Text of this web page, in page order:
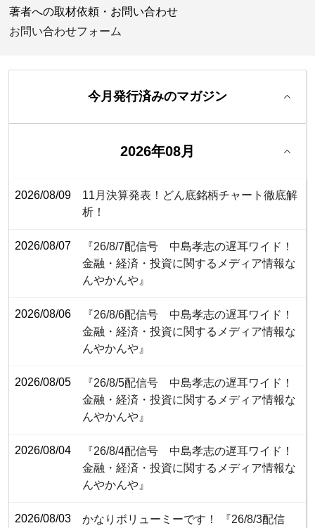
著者への取材依頼・お問い合わせ
お問い合わせフォーム
今月発行済みのマガジン
2026年08月
2026/08/09
11月決算発表！どん底銘柄チャート徹底解
析！
2026/08/07
『26/8/7配信号 中島孝志の遅耳ワイド！
金融・経済・投資に関するメディア情報な
んやかんや』
2026/08/06
『26/8/6配信号 中島孝志の遅耳ワイド！
金融・経済・投資に関するメディア情報な
んやかんや』
2026/08/05
『26/8/5配信号 中島孝志の遅耳ワイド！
金融・経済・投資に関するメディア情報な
んやかんや』
2026/08/04
『26/8/4配信号 中島孝志の遅耳ワイド！
金融・経済・投資に関するメディア情報な
んやかんや』
2026/08/03 かなりボリューミーです！ 『26/8/3配信